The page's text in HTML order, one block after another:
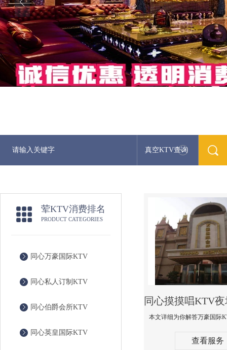
真空KTV查询
荤KTV消费排名
PRODUCT CATEGORIES
同心万豪国际KTV
同心私人订制KTV
同心伯爵会所KTV
同心英皇国际KTV
查看服务